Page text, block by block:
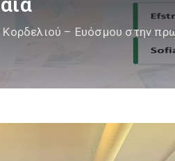
– Ευόσμου στην